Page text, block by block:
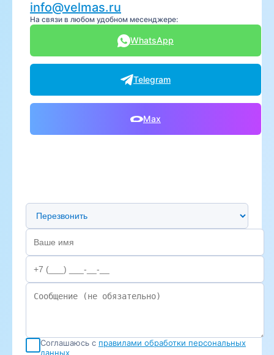
info@velmas.ru
На связи в любом удобном месенджере:
WhatsApp
Telegram
Max
Предпочтительный способ связи
Соглашаюсь с правилами обработки персональных
данных